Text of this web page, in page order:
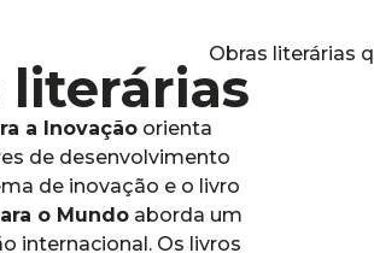
Obras literárias
literárias
a Inovação orienta
de desenvolvimento
de inovação e o livro
o Mundo aborda um
internacional. Os livros